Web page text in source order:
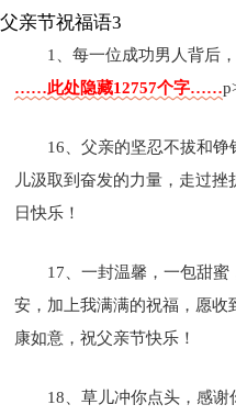
父亲节祝福语3
1、每一位成功男人背后
……此处隐藏12757个字……
16、父亲的坚忍不拔和
儿汲取到奋发的力量，走过
日快乐！
17、一封温馨，一包甜
安，加上我满满的祝福，愿收
康如意，祝父亲节快乐！
18、草儿冲你点头，感